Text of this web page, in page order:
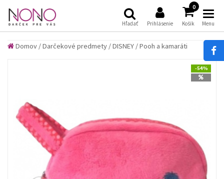
Hľadať Prihlásenie
0
Košík Menu
Domov /Darčekové predmety /DISNEY /Pooh a kamaráti
-54%